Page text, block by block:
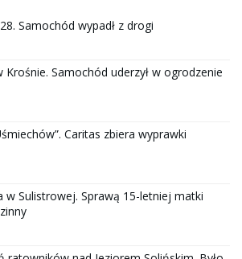
Samochód wypadł z drogi
Krośnie. Samochód uderzył w ogrodzenie
Caritas zbiera wyprawki
w Sulistrowej. Sprawą 15-letniej matki